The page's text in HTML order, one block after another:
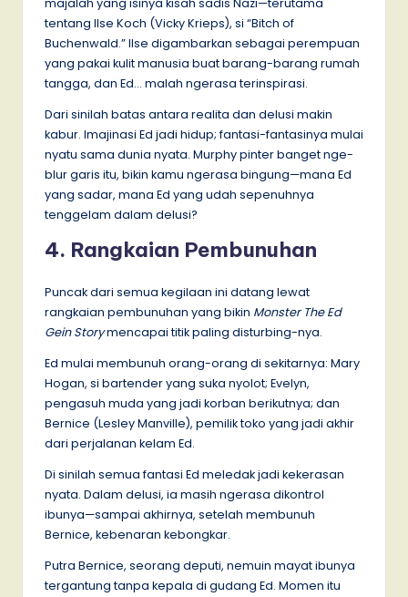
majalah yang isinya kisah sadis Nazi—terutama
tentang Ilse Koch (Vicky Krieps), si “Bitch of
Buchenwald.” Ilse digambarkan sebagai perempuan
yang pakai kulit manusia buat barang-barang rumah
tangga, dan Ed… malah ngerasa terinspirasi.
Dari sinilah batas antara realita dan delusi makin
kabur. Imajinasi Ed jadi hidup; fantasi-fantasinya mulai
nyatu sama dunia nyata. Murphy pinter banget nge-
blur garis itu, bikin kamu ngerasa bingung—mana Ed
yang sadar, mana Ed yang udah sepenuhnya
tenggelam dalam delusi?
4. Rangkaian Pembunuhan
Puncak dari semua kegilaan ini datang lewat
rangkaian pembunuhan yang bikin Monster The Ed
Gein Storymencapai titik paling disturbing-nya.
Ed mulai membunuh orang-orang di sekitarnya: Mary
Hogan, si bartender yang suka nyolot; Evelyn,
pengasuh muda yang jadi korban berikutnya; dan
Bernice (Lesley Manville), pemilik toko yang jadi akhir
dari perjalanan kelam Ed.
Di sinilah semua fantasi Ed meledak jadi kekerasan
nyata. Dalam delusi, ia masih ngerasa dikontrol
ibunya—sampai akhirnya, setelah membunuh
Bernice, kebenaran kebongkar.
Putra Bernice, seorang deputi, nemuin mayat ibunya
tergantung tanpa kepala di gudang Ed. Momen itu